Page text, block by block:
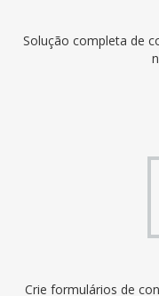
Solução completa de
Crie formulários de